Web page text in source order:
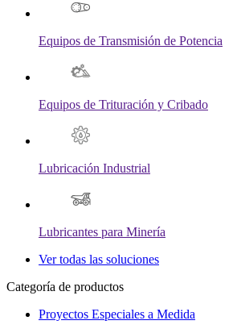
Equipos de Transmisión de Potencia
Equipos de Trituración y Cribado
Lubricación Industrial
Lubricantes para Minería
Ver todas las soluciones
Categoría de productos
Proyectos Especiales a Medida